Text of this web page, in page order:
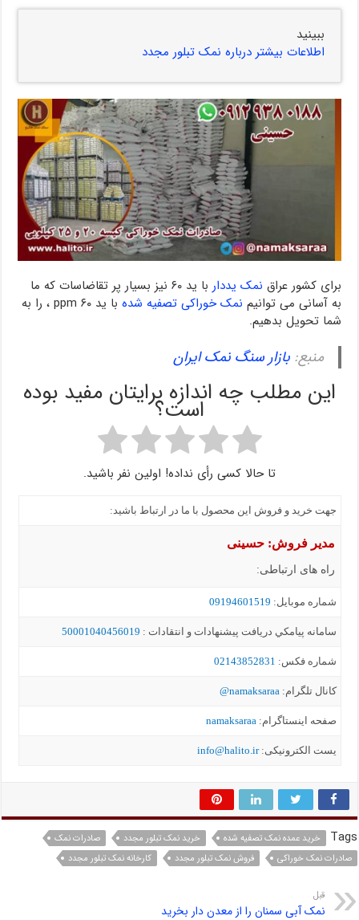
ببینید
اطلاعات بیشتر درباره نمک تبلور مجدد
برای کشور عراق نمک یددار
با ید ۶۰ نیز بسیار پر تقاضاسات که ما
به آسانی می توانیم نمک خوراکی تصفیه شده
با ید ۶۰ ppm ، را به
شما تحویل بدهیم.
منبع:بازار سنگ نمک ایران
این مطلب چه اندازه برایتان مفید بوده
است؟
تا حالا کسی رأی نداده! اولین نفر باشید.
جهت خرید و فروش این محصول با ما در ارتباط باشید:
مدیر فروش: حسینی
راه های ارتباطی:
شماره موبايل: 09194601519
سامانه پيامکي دریافت پیشنهادات و انتقادات : 50001040456019
شماره فکس: 02143852831
کانال تلگرام:namaksaraa@
صفحه اینستاگرام:namaksaraa
یست الکترونیکی:info@halito.ir
Tags خرید عمده نمک تصفیه شده خرید نمک تبلور مجدد
صادرات نمک
صادرات نمک خوراکی
فروش نمک تبلور مجدد کارخانه نمک تبلور مجدد
قبل
نمک آبی سمنان را از معدن دار بخرید